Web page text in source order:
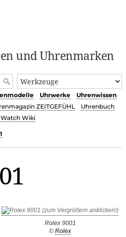
und Uhrenmarken
Uhrwerke
Uhrenwissen
ZEITGEFÜHL
Uhrenbuch
Watch Wiki
Rolex 9001
© Rolex